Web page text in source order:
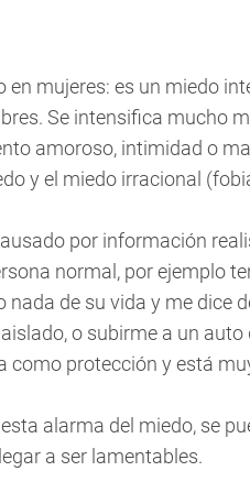
en mujeres: es un miedo
Se intensifica mucho
amoroso, intimidad o
y el miedo irracional
por información
normal, por ejemplo
nada de su vida y me dice
o subirme a un
como protección y está
alarma del miedo, se
a ser lamentables.